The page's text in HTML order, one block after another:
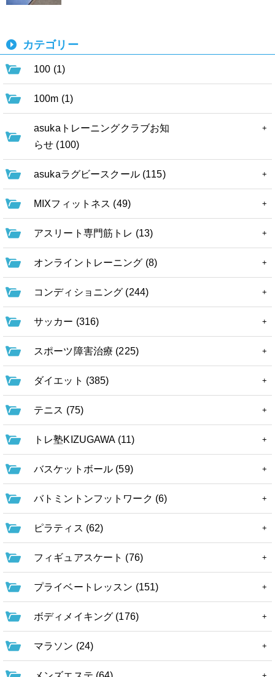
カテゴリー
100 (1)
100m (1)
asukaトレーニングクラブお知
らせ (100)
asukaラグビースクール (115)
MIXフィットネス (49)
アスリート専門筋トレ (13)
オンライントレーニング (8)
コンディショニング (244)
サッカー (316)
スポーツ障害治療 (225)
ダイエット (385)
テニス (75)
トレ塾KIZUGAWA (11)
バスケットボール (59)
バトミントンフットワーク (6)
ピラティス (62)
フィギュアスケート (76)
プライベートレッスン (151)
ボディメイキング (176)
マラソン (24)